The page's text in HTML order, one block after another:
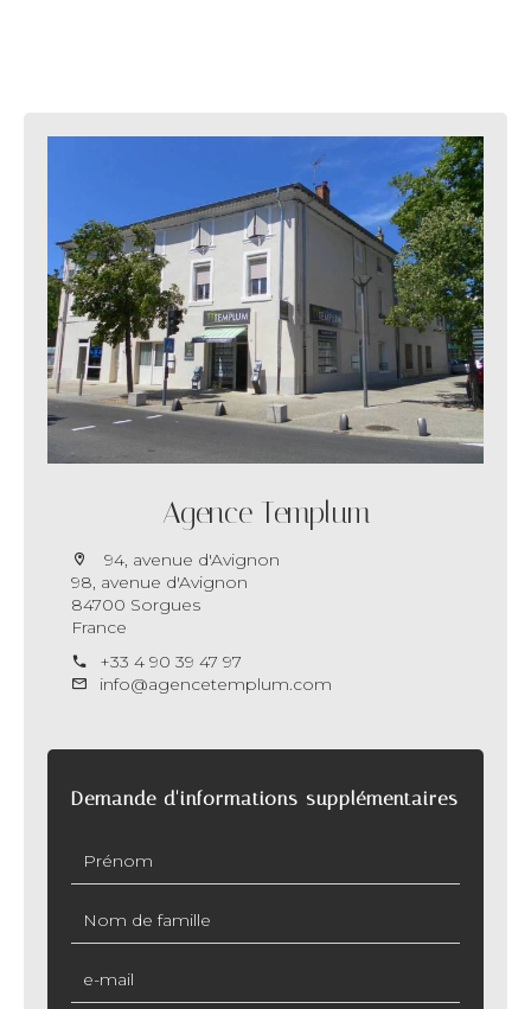
Agence Templum
94, avenue d'Avignon
98, avenue d'Avignon
84700 Sorgues
France
+33 4 90 39 47 97
info@agencetemplum.com
Demande d'informations supplémentaires